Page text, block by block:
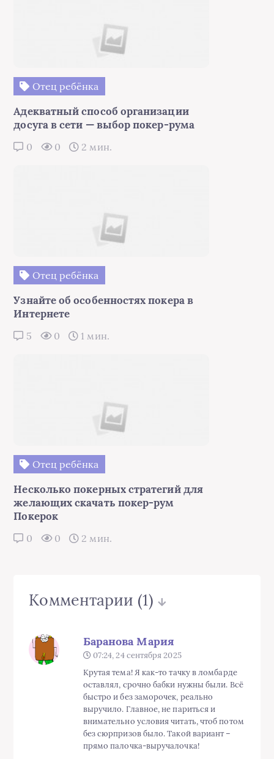
Отец ребёнка
Адекватный способ организации
досуга в сети — выбор покер-рума
0 0 2 мин.
Отец ребёнка
Узнайте об особенностях покера в
Интернете
5 0 1 мин.
Отец ребёнка
Несколько покерных стратегий для
желающих скачать покер-рум
Покерок
0 0 2 мин.
Комментарии (1)
Баранова Мария
07:24, 24 сентября 2025
Крутая тема! Я как-то тачку в ломбарде
оставлял, срочно бабки нужны были. Всё
быстро и без заморочек, реально
выручило. Главное, не париться и
внимательно условия читать, чтоб потом
без сюрпризов было. Такой вариант –
прямо палочка-выручалочка!